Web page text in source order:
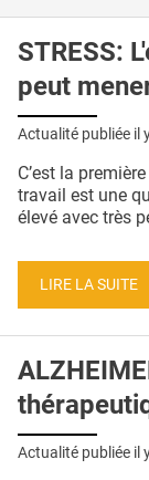
STRESS:
peut
Actualité publiée il
C’est la
travail est une
élevé avec très
LIRE LA SUITE
Actualité publiée il